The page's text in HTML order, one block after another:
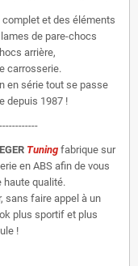
et des éléments
de pare-chocs
arrière,
carrosserie.
en série tout se passe
depuis 1987 !
Tuning fabrique sur
en ABS afin de vous
haute qualité.
sans faire appel à un
plus sportif et plus
!